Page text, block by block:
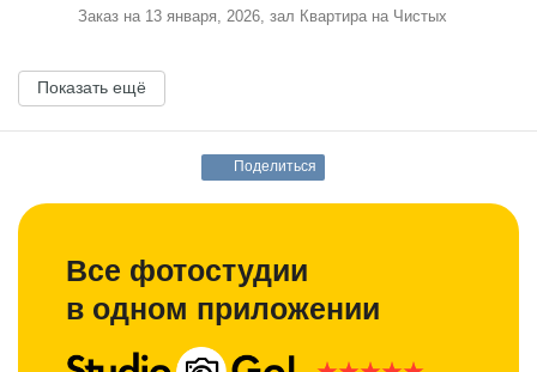
Заказ на 13 января, 2026, зал Квартира на Чистых
Показать ещё
Поделиться
Все фотостудии
в одном приложении